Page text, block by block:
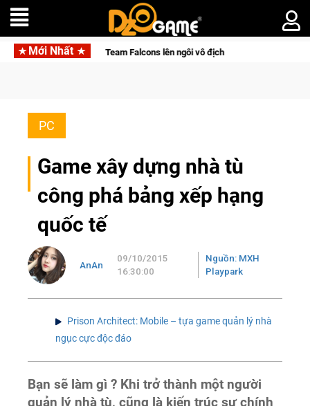
Mới Nhất
Team Falcons lên ngôi vô địch Trở thành "Đại ca Mèo"
PC
Game xây dựng nhà tù
công phá bảng xếp hạng
quốc tế
AnAn
09/10/2015
16:30:00
Nguồn: MXH
Playpark
Prison Architect: Mobile – tựa game quản lý nhà
ngục cực độc đáo
Bạn sẽ làm gì ? Khi trở thành một người
quản lý nhà tù, cũng là kiến trúc sư chính